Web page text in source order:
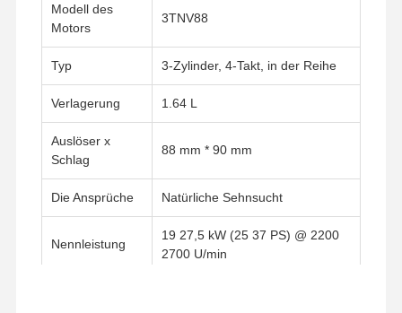
Modell des
Motors
3TNV88
Typ 3-Zylinder, 4-Takt, in der Reihe
Verlagerung 1.64 L
Auslöser x
Schlag
88 mm * 90 mm
Die Ansprüche Natürliche Sehnsucht
Nennleistung
19 27,5 kW (25 37 PS) @ 2200
2700 U/min